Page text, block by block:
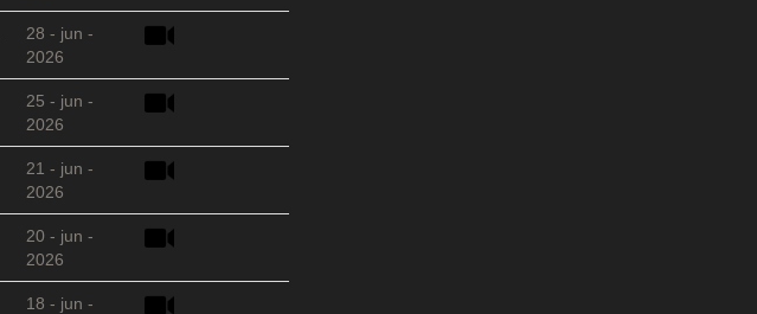
28 - jun -
2026
25 - jun -
2026
21 - jun -
2026
20 - jun -
2026
18 - jun -